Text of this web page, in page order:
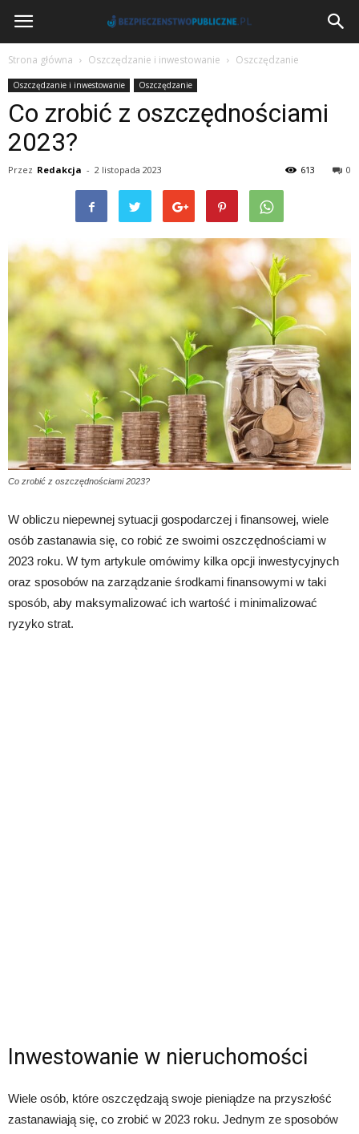
BezpieczenstwoPubliczne.pl
Strona główna Oszczędzanie i inwestowanie Oszczędzanie
Oszczędzanie i inwestowanie Oszczędzanie
Co zrobić z oszczędnościami
2023?
Przez Redakcja - 2 listopada 2023 0
613
Co zrobić z oszczędnościami 2023?
W obliczu niepewnej sytuacji gospodarczej i finansowej, wiele
osób zastanawia się, co robić ze swoimi oszczędnościami w
2023 roku. W tym artykule omówimy kilka opcji inwestycyjnych
oraz sposobów na zarządzanie środkami finansowymi w taki
sposób, aby maksymalizować ich wartość i minimalizować
ryzyko strat.
Inwestowanie w nieruchomości
Wiele osób, które oszczędzają swoje pieniądze na przyszłość
zastanawiają się, co zrobić w 2023 roku. Jednym ze sposobów